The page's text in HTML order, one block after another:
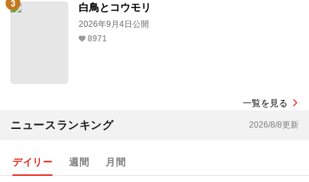
白鳥とコウモリ
2026年9月4日公開
8971
一覧を見る
ニュースランキング 2026/8/8更新
デイリー 週間 月間